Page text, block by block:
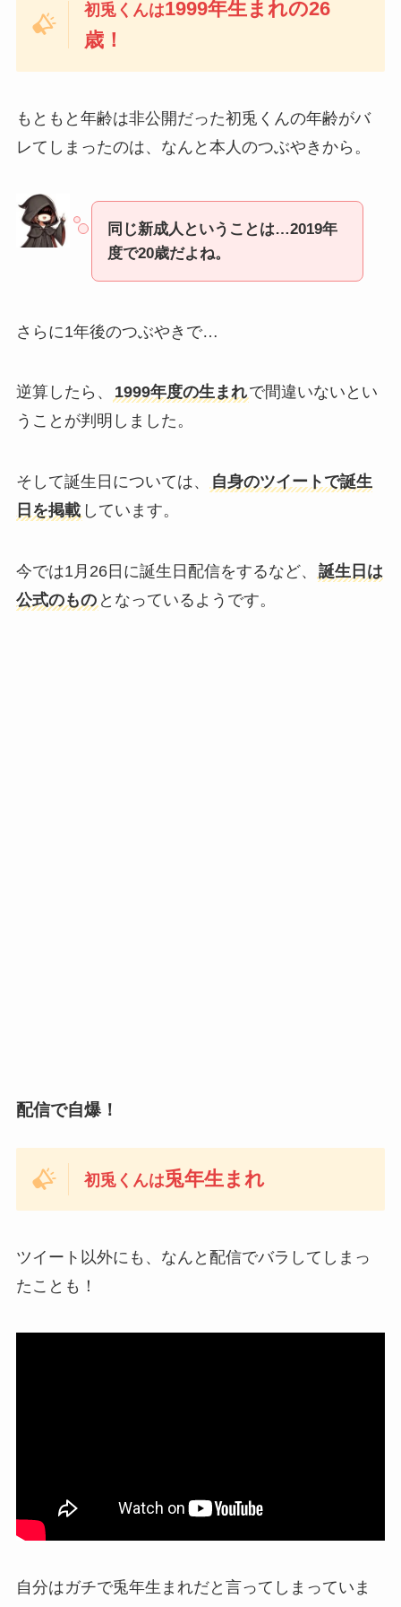
初兎くんは1999年生まれの26
歳！
もともと年齢は非公開だった初兎くんの年齢がバ
レてしまったのは、なんと本人のつぶやきから。
同じ新成人ということは…2019年
度で20歳だよね。
さらに1年後のつぶやきで…
逆算したら、 1999年度の生まれで間違いないとい
うことが判明しました。
そして誕生日については、
自身のツイートで誕生
日を掲載 しています。
今では1月26日に誕生日配信をするなど、
誕生日は
公式のもの となっているようです。
配信で自爆！
初兎くんは兎年生まれ
ツイート以外にも、なんと配信でバラしてしまっ
たことも！
自分はガチで兎年生まれだと言ってしまっていま